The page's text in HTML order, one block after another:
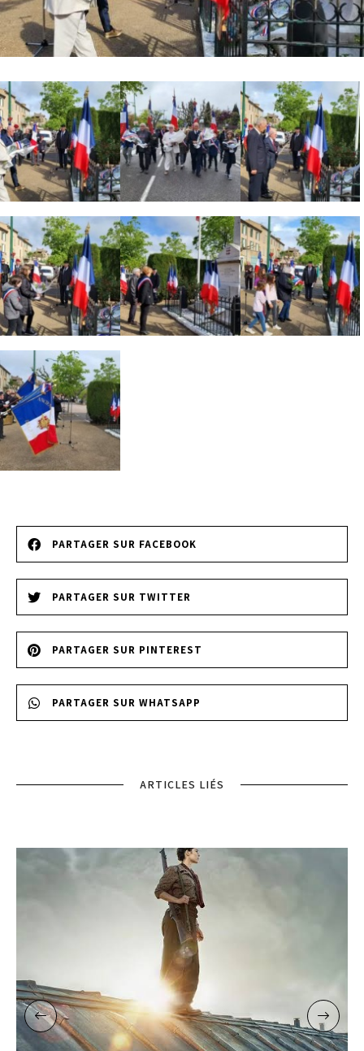
PARTAGER SUR FACEBOOK
PARTAGER SUR TWITTER
PARTAGER SUR PINTEREST
PARTAGER SUR WHATSAPP
ARTICLES LIÉS